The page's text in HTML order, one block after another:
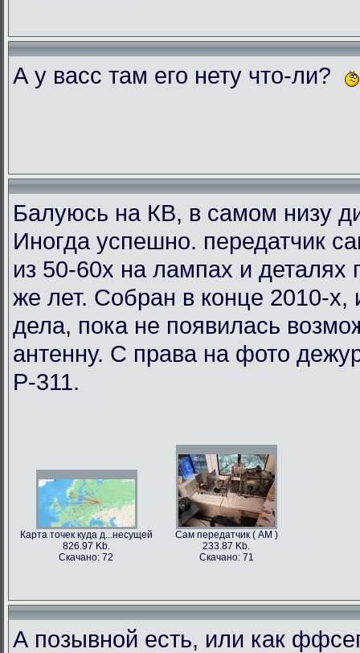
А у васс там его нету что-ли?
Балуюсь на КВ, в самом низу
Иногда успешно. передатчик
из 50-60х на лампах и деталях
же лет. Собран в конце 2010-х,
дела, пока не появилась
антенну. С права на фото
Р-311.
Карта точек куда д...несущей
826.97 Kb.
Скачано: 72
Сам передатчик ( АМ )
233.87 Kb.
Скачано: 71
А позывной есть, или как